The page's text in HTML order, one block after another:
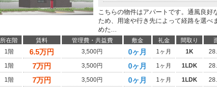
こちらの物件はアパートです。通風良好
ため、用途や行き先によって経路を選
めた...
所在階 賃料 管理費・共益費 敷金 礼金 間取り
1階
6.5万円 3,500円 0ヶ月 1ヶ月 1K
1階
7万円 3,500円 0ヶ月 1ヶ月 1LDK
1階
7万円 3,500円 0ヶ月 1ヶ月 1LDK